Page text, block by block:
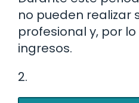
no pueden realizar
profesional y, por
ingresos.
2.